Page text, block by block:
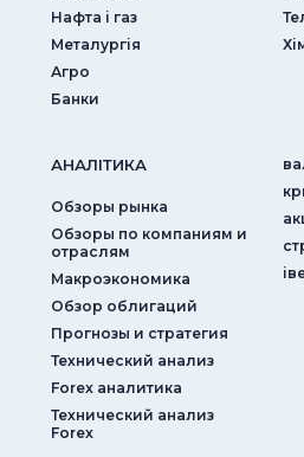
Нафта і газ
Металургія
Агро
Банки
АНАЛIТИКА
Обзоры рынка
Обзоры по компаниям и
отраслям
Макроэкономика
Обзор облигаций
Прогнозы и стратегия
Технический анализ
Forex аналитика
Технический анализ
Forex